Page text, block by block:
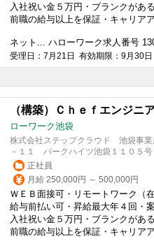
入社祝い金５万円・ブランクがあ
前職の給与以上を保証・キャリア
ネット... ハローワーク求人番号
受理日：7月21日 有効期限：9月30日
（構築）Ｃｈｅｆエンジニ
ローワーク池袋
株式会社ステップクラウド 池袋事業
－１１ パークハイツ池袋１１０５号
正社員
月給 250,000円 ～ 500,000円
ＷＥＢ面接可・リモートワーク（
給与前払い可・昇給最大年４回・
入社祝い金５万円・ブランクがあ
前職の給与以上を保証・キャリア